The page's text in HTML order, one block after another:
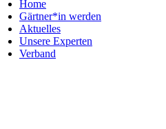
Home
Gärtner*in werden
Aktuelles
Unsere Experten
Verband